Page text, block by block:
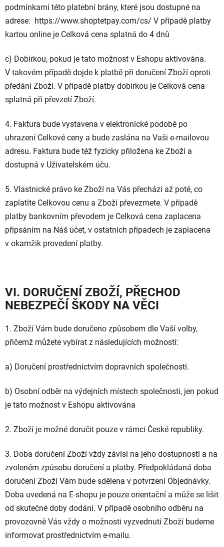
podmínkami této platební brány, které jsou dostupné na
adrese: https://www.shoptetpay.com/cs/ V případě platby
kartou online je Celková cena splatná do 4 dnů
c) Dobírkou, pokud je tato možnost v Eshopu aktivována.
V takovém případě dojde k platbě při doručení Zboží oproti
předání Zboží. V případě platby dobírkou je Celková cena
splatná při převzetí Zboží.
4. Faktura bude vystavena v elektronické podobě po
uhrazení Celkové ceny a bude zaslána na Vaši e-mailovou
adresu. Faktura bude též fyzicky přiložena ke Zboží a
dostupná v Uživatelském úču.
5. Vlastnické právo ke Zboží na Vás přechází až poté, co
zaplatíte Celkovou cenu a Zboží převezmete. V případě
platby bankovním převodem je Celková cena zaplacena
připsáním na Náš účet, v ostatních případech je zaplacena
v okamžik provedení platby.
VI. DORUČENÍ ZBOŽÍ, PŘECHOD
NEBEZPEČÍ ŠKODY NA VĚCI
1. Zboží Vám bude doručeno způsobem dle Vaší volby,
přičemž můžete vybírat z následujících možností:
a) Doručení prostřednictvím dopravních společností.
b) Osobní odběr na výdejních místech společnosti, jen pokud
je tato možnost v Eshopu aktivována
2. Zboží je možné doručit pouze v rámci České republiky.
3. Doba doručení Zboží vždy závisí na jeho dostupnosti a na
zvoleném způsobu doručení a platby. Předpokládaná doba
doručení Zboží Vám bude sdělena v potvrzení Objednávky.
Doba uvedená na E-shopu je pouze orientační a může se lišit
od skutečné doby dodání. V případě osobního odběru na
provozovně Vás vždy o možnosti vyzvednutí Zboží budeme
informovat prostřednictvím e-mailu.